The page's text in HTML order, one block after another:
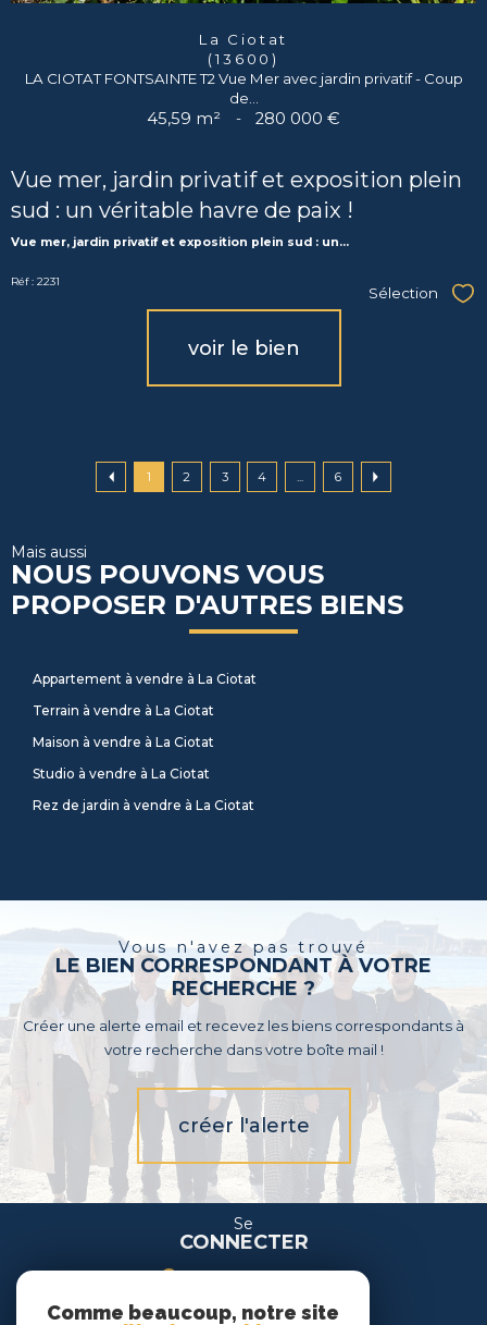
La Ciotat
(13600)
LA CIOTAT FONTSAINTE T2 Vue Mer avec jardin privatif - Coup
de...
45,59 m² - 280 000 €
Vue mer, jardin privatif et exposition plein
sud : un véritable havre de paix !
Vue mer, jardin privatif et exposition plein sud : un...
Réf : 2231
Sélection
voir le bien
1 2 3 4 ... 6
Mais aussi
NOUS POUVONS VOUS
PROPOSER D'AUTRES BIENS
Appartement à vendre à La Ciotat
Terrain à vendre à La Ciotat
Maison à vendre à La Ciotat
Studio à vendre à La Ciotat
Rez de jardin à vendre à La Ciotat
Vous n'avez pas trouvé
LE BIEN CORRESPONDANT À VOTRE
RECHERCHE ?
Créer une alerte email et recevez les biens correspondants à
votre recherche dans votre boîte mail !
créer l'alerte
Se
CONNECTER
espace location
Comme beaucoup, notre site